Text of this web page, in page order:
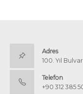
Adres
100. Yıl
Telefon
+90 312 385